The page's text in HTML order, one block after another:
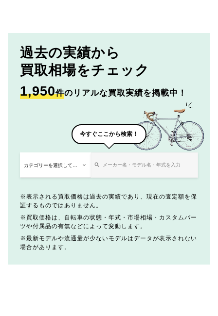
過去の実績から
買取相場をチェック
1,950件のリアルな買取実績を掲載中！
今すぐここから検索！
表示される買取価格は過去の実績であり、現在の査定額を保
証するものではありません。
買取価格は、自転車の状態・年式・市場相場・カスタムパー
ツや付属品の有無などによって変動します。
最新モデルや流通量が少ないモデルはデータが表示されない
場合があります。